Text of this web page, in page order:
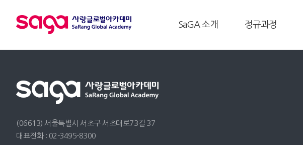
SaGA 소개 정규과정
(06613) 서울특별시 서초구 서초대로73길 37
대표전화 : 02-3495-8300